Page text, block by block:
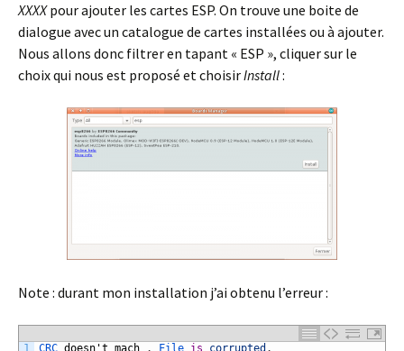
XXXXpour ajouter les cartes ESP. On trouve une boite de
dialogue avec un catalogue de cartes installées ou à ajouter.
Nous allons donc filtrer en tapant « ESP », cliquer sur le
choix qui nous est proposé et choisirInstall:
Note : durant mon installation j’ai obtenu l’erreur :
1 CRC doesn 't mach . File is corrupted .